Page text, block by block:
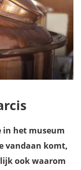
in het museum
vandaan komt,
ook waarom